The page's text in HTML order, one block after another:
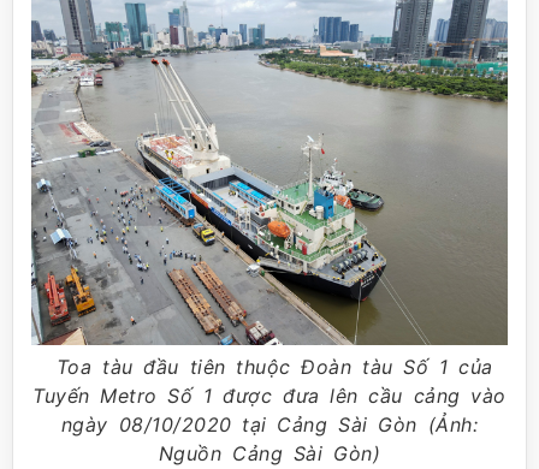
Toa tàu đầu tiên thuộc Đoàn tàu Số 1 của
Tuyến Metro Số 1 được đưa lên cầu cảng vào
ngày 08/10/2020 tại Cảng Sài Gòn (Ảnh:
Nguồn Cảng Sài Gòn)